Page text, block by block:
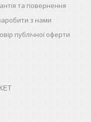
та повернення
з нами
публічної оферти